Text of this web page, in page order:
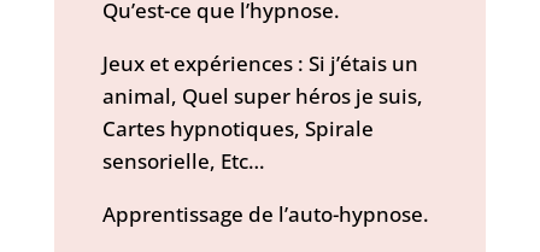
Qu’est-ce que l’hypnose.
Jeux et expériences : Si j’étais un
animal, Quel super héros je suis,
Cartes hypnotiques, Spirale
sensorielle, Etc…
Apprentissage de l’auto-hypnose.